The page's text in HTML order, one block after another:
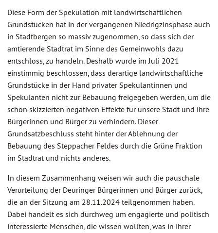
Diese Form der Spekulation mit landwirtschaftlichen
Grundstücken hat in der vergangenen Niedrigzinsphase auch
in Stadtbergen so massiv zugenommen, so dass sich der
amtierende Stadtrat im Sinne des Gemeinwohls dazu
entschloss, zu handeln. Deshalb wurde im Juli 2021
einstimmig beschlossen, dass derartige landwirtschaftliche
Grundstücke in der Hand privater Spekulantinnen und
Spekulanten nicht zur Bebauung freigegeben werden, um die
schon skizzierten negativen Effekte für unsere Stadt und ihre
Bürgerinnen und Bürger zu verhindern. Dieser
Grundsatzbeschluss steht hinter der Ablehnung der
Bebauung des Steppacher Feldes durch die Grüne Fraktion
im Stadtrat und nichts anderes.
In diesem Zusammenhang weisen wir auch die pauschale
Verurteilung der Deuringer Bürgerinnen und Bürger zurück,
die an der Sitzung am 28.11.2024 teilgenommen haben.
Dabei handelt es sich durchweg um engagierte und politisch
interessierte Menschen, die wissen wollten, was in ihrer